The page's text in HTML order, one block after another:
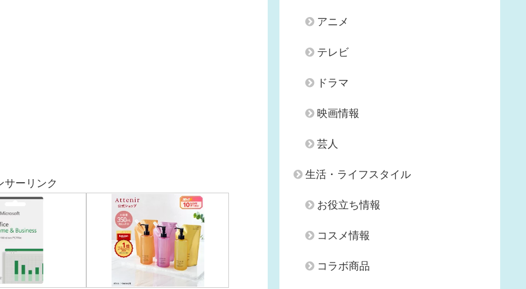
サーリンク
アニメ
テレビ
ドラマ
映画情報
芸人
生活・ライフスタイル
お役立ち情報
コスメ情報
コラボ商品